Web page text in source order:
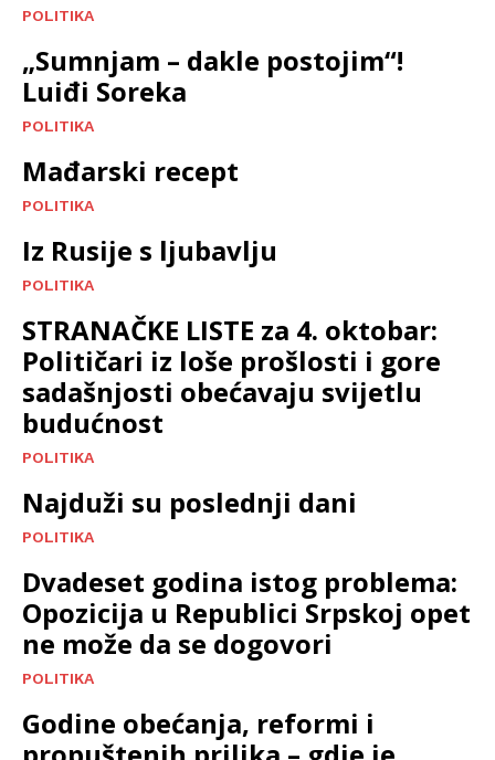
POLITIKA
„Sumnjam – dakle postojim“!
Luiđi Soreka
POLITIKA
Mađarski recept
POLITIKA
Iz Rusije s ljubavlju
POLITIKA
STRANAČKE LISTE za 4. oktobar:
Političari iz loše prošlosti i gore
sadašnjosti obećavaju svijetlu
budućnost
POLITIKA
Najduži su poslednji dani
POLITIKA
Dvadeset godina istog problema:
Opozicija u Republici Srpskoj opet
ne može da se dogovori
POLITIKA
Godine obećanja, reformi i